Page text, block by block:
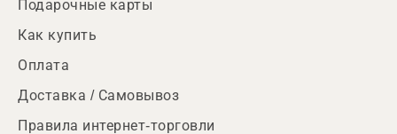
Подарочные карты
Как купить
Оплата
Доставка / Самовывоз
Правила интернет-торговли